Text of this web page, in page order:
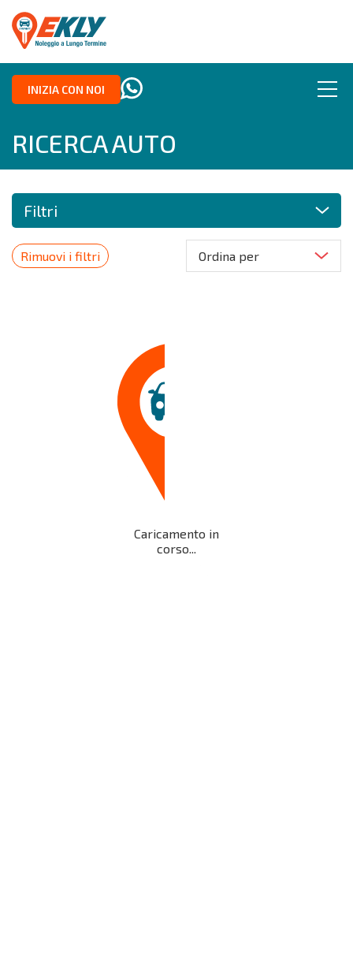
INIZIA CON NOI
RICERCA AUTO
Filtri
Rimuovi i filtri Ordina per
Caricamento in
corso...